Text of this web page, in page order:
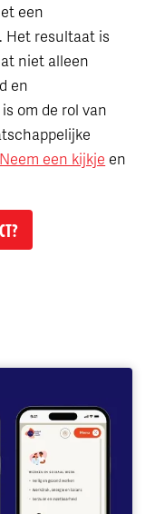
een
Het resultaat is
niet alleen
en
om de rol van
Neem een kijkje en